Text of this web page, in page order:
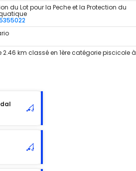
du Lot pour la Peche et la Protection du
km classé en 1ère catégorie piscicole à